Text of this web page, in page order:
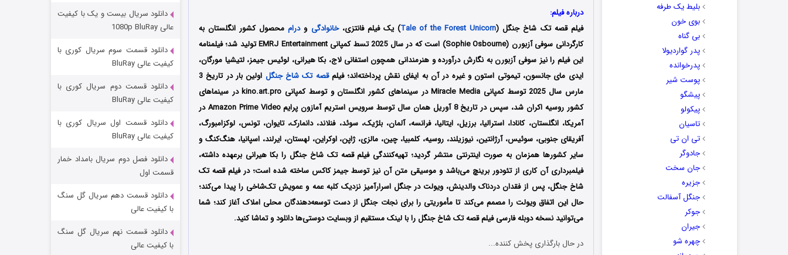
بلیط یک‌‌ طرفه
بوی خون
بی گناه
پدر گواردیولا
پدرخوانده
پوست شیر
پیشگو
پیکولو
تاسیان
تی ان تی
جادوگر
جان سخت
جزیره
جنگل آسفالت
جوکر
جیران
چهره شو
درباره فیلم:
فیلم قصه تک شاخ جنگل (Tale of the Forest Unicorn) یک فیلم فانتزی،خانوادگی ودراممحصول کشور انگلستان به
کارگردانی سوفی آزبورن (Sophie Osbourne) است که در سال 2025 تسط کمپانی EMRJ Entertainment تولید شد؛ فیلمنامه
این فیلم را نیز سوفی آزبورنبه نگارش درآورده و هنرمندانی همچوناستفانی لاج، بکا هیرانی، لوئیس جیمز، لتیشیا مورگان،
ایدی مای جانسون، تیموتی استون و غیره در آن به ایفای نقش پرداخته‌اند؛ فیلمقصه تک شاخ جنگل
اولین بار در تاریخ 3
مارس سال 2025 توسط کمپانی Miracle Media در سینماهای کشور انگلستان و توسط کمپانی kino.art.pro در سینماهای
کشور روسیه اکران شد، سپس در تاریخ 8 آوریل همان سال توسط سرویس استریم آمازون پرایم Amazon Prime Video در
آمریکا، انگلستان، کانادا، استرالیا، برزیل، ایتالیا، فرانسه، آلمان، بلژیک، سوئد، فنلاند، دانمارک، تایوان، تونس، لوکزامبورگ،
آفریقای جنوبی، سوئیس، آرژانتین، نیوزیلند، روسیه، کلمبیا، چین، مالزی، ژاپن، اوکراین، لهستان، ایرلند، اسپانیا، هنگ‌کنگ و
سایر کشورها همزمان به صورت اینترنتی منتشر گردید؛ تهیه‌کنندگی فیلم قصه تک شاخ جنگل را بکا هیرانی برعهده داشته،
فیلمبرداری آن کاری از تئودور برینچ می‌باشد و موسیقی متن آن نیز توسطجیمز کاکس ساخته شده است؛در فیلم قصه تک
شاخ جنگل، پس از فقدان دردناک والدینش، ویولت در جنگل اسرارآمیز نزدیک کلبه عمه و عمویش تک‌شاخی را پیدا می‌کند؛
حال این اتفاق ویولت را مصمم می‌کند تا مأموریتی را برای نجات جنگل از دست توسعه‌دهندگان محلی املاک آغاز کند؛ شما
می‌توانید نسخه دوبله فارسی فیلم قصه تک شاخ جنگل را با ‌لینک مستقیم از وبسایت دوستی‌ها دانلود و تماشا کنید.
در حال بارگذاری پخش کننده...
مردگان متحرک: شهر مرده ۳
شکست استوارت در نجات جهان
قسمت ۷ (زیرنویس) منتشر شد
دانلود سریال بیست و یک با کیفیت
عالی 1080p BluRay
دانلود قسمت سوم سریال کوری با
کیفیت عالی BluRay
دانلود قسمت دوم سریال کوری با
کیفیت عالی BluRay
دانلود قسمت اول سریال کوری با
کیفیت عالی BluRay
دانلود فصل دوم سریال بامداد خمار
قسمت اول
دانلود قسمت دهم سریال گل سنگ
با کیفیت عالی
دانلود قسمت نهم سریال گل سنگ
با کیفیت عالی